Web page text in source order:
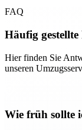
FAQ
Häufig gestellte
Hier finden Sie
unseren
Wie früh sollte